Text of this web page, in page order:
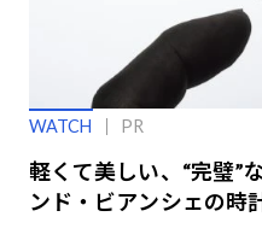
WATCH PR
軽くて美しい、“完璧”
ンド・ビアンシェの時